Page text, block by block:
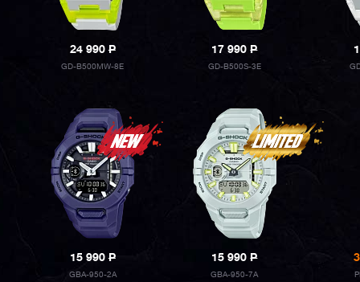
24 990P
GD-B500MW-8E
17 990P
GD-B500S-3E
15 990P
GBA-950-2A
15 990P
GBA-950-7A